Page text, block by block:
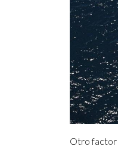
Otro factor